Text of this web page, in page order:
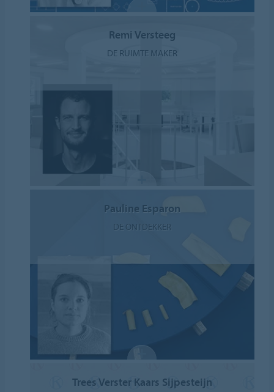
Remi Versteeg
DE RUIMTE MAKER
Pauline Esparon
DE ONTDEKKER
Trees Verster Kaars Sijpesteijn